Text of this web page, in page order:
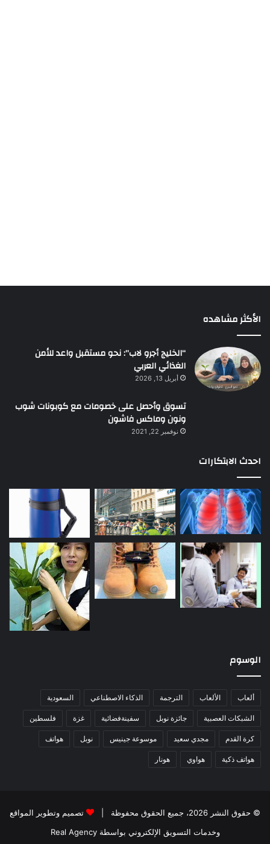
الأكثر مشاهده
“الخليج أجرو لاب”: نحو مستقبل واعد للأمن
الغذائي العربي
أبريل 13, 2026
تسوق وأحصل على خصومات مع كوبونات شوب
ونون وماكس فاشون
نوفمبر 22, 2021
احدث الابتكارات
الوسوم
ألعاب الألعاب الترجمة الذكاء الاصطناعي السعودية
الشبكات العصبية جائزة نوبل سفينةفضائية غزة فلسطين
كرة القدم مجدي سعيد موسوعة جينيس نوبل هواتف
هواتف ذكية هواوي هونار
© حقوق النشر 2026، جميع الحقوق محفوظة |
تصميم وتطوير المواقع
وخدمات التسويق الإلكتروني بواسطة Real Agency